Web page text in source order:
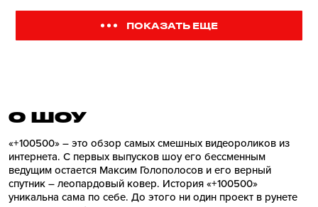
ПОКАЗАТЬ ЕЩЕ
О ШОУ
«+100500» – это обзор самых смешных видеороликов из
интернета. С первых выпусков шоу его бессменным
ведущим остается Максим Голополосов и его верный
спутник – леопардовый ковер. История «+100500»
уникальна сама по себе. До этого ни один проект в рунете